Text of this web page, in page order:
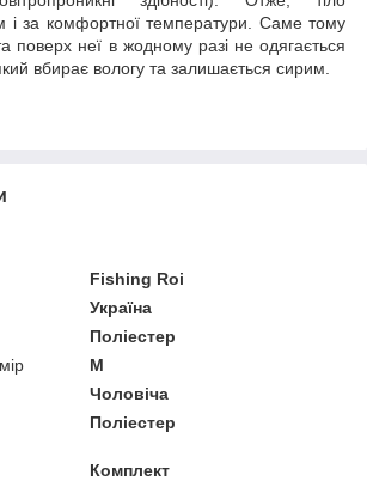
і за комфортної температури. Саме тому
поверх неї в жодному разі не одягається
вбирає вологу та залишається сирим.
Fishing Roi
Україна
Поліестер
M
Чоловіча
Поліестер
Комплект